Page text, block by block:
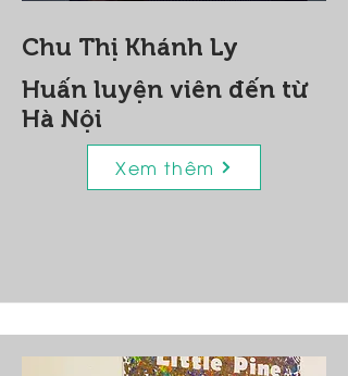
Chu Thị Khánh Ly
Huấn luyện viên đến từ
Hà Nội
Xem thêm